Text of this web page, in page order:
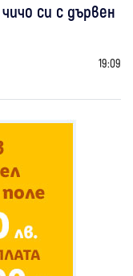
си с дървен
19:09